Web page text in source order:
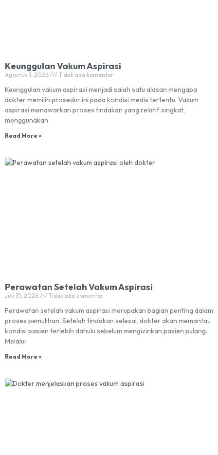
Keunggulan Vakum Aspirasi
Agustus 1, 2026 Tidak ada komentar
Keunggulan vakum aspirasi menjadi salah satu alasan mengapa
dokter memilih prosedur ini pada kondisi medis tertentu. Vakum
aspirasi menawarkan proses tindakan yang relatif singkat,
menggunakan
Read More »
Perawatan Setelah Vakum Aspirasi
Juli 31, 2026 Tidak ada komentar
Perawatan setelah vakum aspirasi merupakan bagian penting dalam
proses pemulihan. Setelah tindakan selesai, dokter akan memantau
kondisi pasien terlebih dahulu sebelum mengizinkan pasien pulang.
Melalui
Read More »